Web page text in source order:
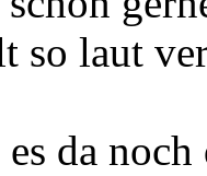
so laut
da